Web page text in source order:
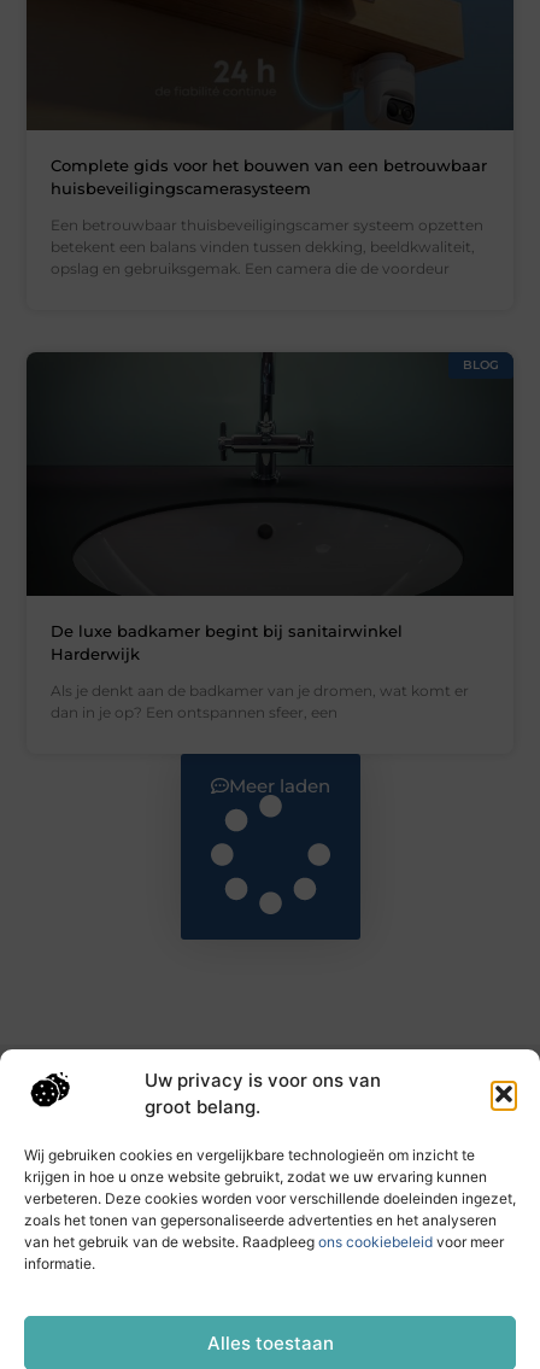
Uw privacy is voor ons van
groot belang.
Wij gebruiken cookies en vergelijkbare technologieën om inzicht te
krijgen in hoe u onze website gebruikt, zodat we uw ervaring kunnen
verbeteren. Deze cookies worden voor verschillende doeleinden ingezet,
zoals het tonen van gepersonaliseerde advertenties en het analyseren
van het gebruik van de website. Raadpleeg ons cookiebeleid voor meer
informatie.
Alles toestaan
Complete gids voor het bouwen van een betrouwbaar
huisbeveiligingscamerasysteem
Een betrouwbaar thuisbeveiligingscamer systeem opzetten
betekent een balans vinden tussen dekking, beeldkwaliteit,
opslag en gebruiksgemak. Een camera die de voordeur
BLOG
De luxe badkamer begint bij sanitairwinkel
Harderwijk
Als je denkt aan de badkamer van je dromen, wat komt er
dan in je op? Een ontspannen sfeer, een
Meer laden
Main Links
Dagelijks nieuwe inzichten op taec.nl
Artikelen vol kennis, inspiratie en praktische tips die